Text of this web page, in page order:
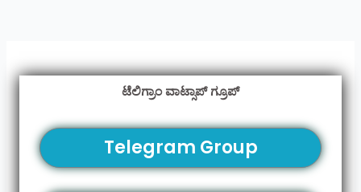
ಟೆಲಿಗ್ರಾಂ ವಾಟ್ಸಾಪ್ ಗ್ರೂಪ್
Telegram Group